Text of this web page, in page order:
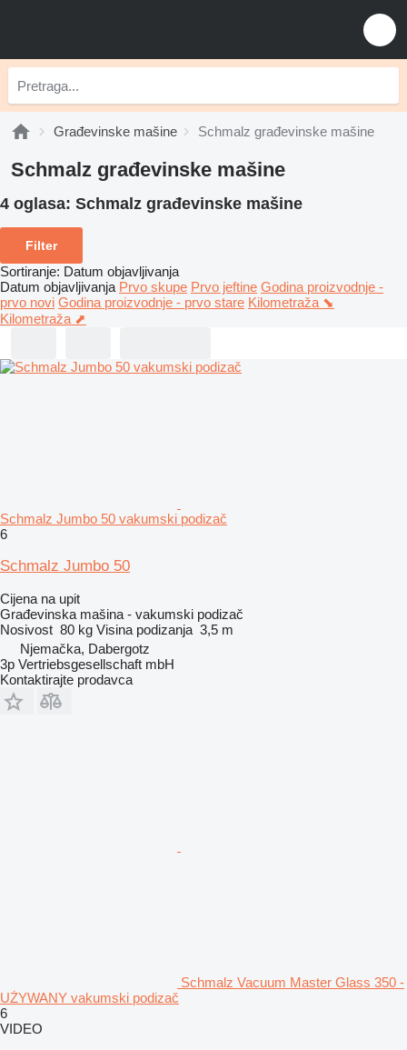
Građevinske mašine Schmalz građevinske mašine
Schmalz građevinske mašine
4 oglasa: Schmalz građevinske mašine
Filter
Sortiranje: Datum objavljivanja
Datum objavljivanja Prvo skupe Prvo jeftine Godina proizvodnje -
prvo novi Godina proizvodnje - prvo stare Kilometraža ⬊
Kilometraža ⬈
Schmalz Jumbo 50 vakumski podizač
6
Schmalz Jumbo 50
Cijena na upit
Građevinska mašina - vakumski podizač
Nosivost 80 kg Visina podizanja 3,5 m
Njemačka, Dabergotz
3p Vertriebsgesellschaft mbH
Kontaktirajte prodavca
Schmalz Vacuum Master Glass 350 -
UŻYWANY vakumski podizač
6
VIDEO